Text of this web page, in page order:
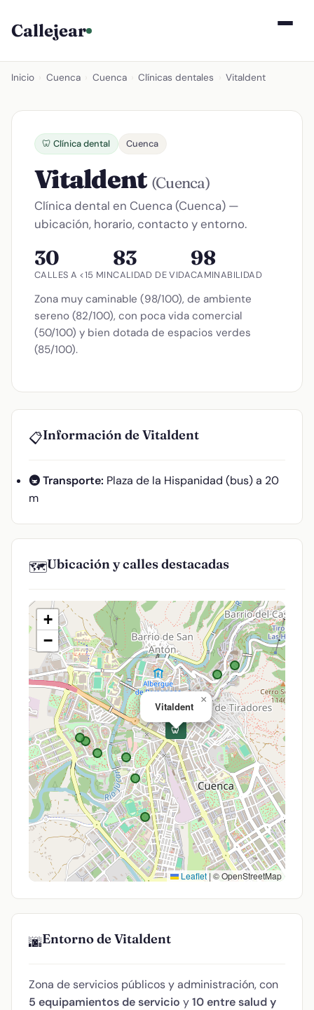
Callejear
Inicio Cuenca Cuenca Clínicas dentales Vitaldent
🦷 Clínica dental Cuenca
Vitaldent (Cuenca)
Clínica dental en Cuenca (Cuenca) —
ubicación, horario, contacto y entorno.
30
CALLES A <15 MIN
83
CALIDAD DE VIDA
98
CAMINABILIDAD
Zona muy caminable (98/100), de ambiente
sereno (82/100), con poca vida comercial
(50/100) y bien dotada de espacios verdes
(85/100).
📋Información de Vitaldent
🚇 Transporte: Plaza de la Hispanidad (bus) a 20
m
🗺️Ubicación y calles destacadas
🦷
Vitaldent
×
+
−
Leaflet | © OpenStreetMap
🌆Entorno de Vitaldent
Zona de servicios públicos y administración, con
5 equipamientos de servicio y10 entre salud y